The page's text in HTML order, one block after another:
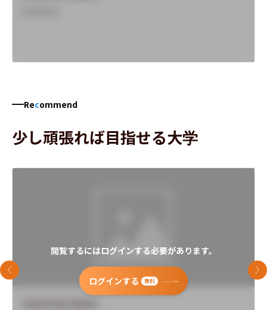
Recommend
少し頑張れば目指せる大学
閲覧するにはログインする必要があります。
ログインする 無料
前のスライド 次